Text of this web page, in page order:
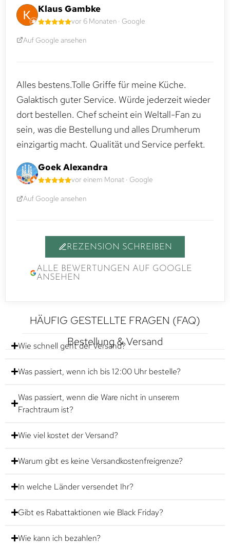
Klaus Gambke
vor 6 Monaten · Google
Auf Google ansehen
Alles bestens.Tolle Griffe für meine Küche.
Galaktisch guter Service. Würde jederzeit wieder
dort bestellen. Chef scheint ein Weltall-Fan zu
sein, was die Bestellung und alles Drumherum
einzigartig macht. Qualität und Service perfekt.
Goek Alexandra
vor einem Monat · Google
Auf Google ansehen
REZENSION SCHREIBEN
ALLE BEWERTUNGEN AUF GOOGLE
ANSEHEN
HÄUFIG GESTELLTE FRAGEN (FAQ)
Bestellung & Versand
Wie schnell geht der Versand?
Was passiert, wenn ich bis 12:00 Uhr bestelle?
Was passiert, wenn die Ware nicht in unserem
Frachtraum ist?
Wie viel kostet der Versand?
Warum gibt es keine Versandkostenfreigrenze?
In welche Länder versendet Ihr?
Gibt es Rabattaktionen wie Black Friday?
Wie kann ich bezahlen?